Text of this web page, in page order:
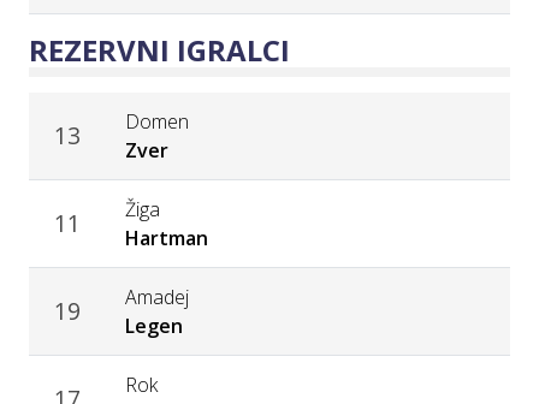
REZERVNI IGRALCI
13
Domen
Zver
11
Žiga
Hartman
19
Amadej
Legen
Rok